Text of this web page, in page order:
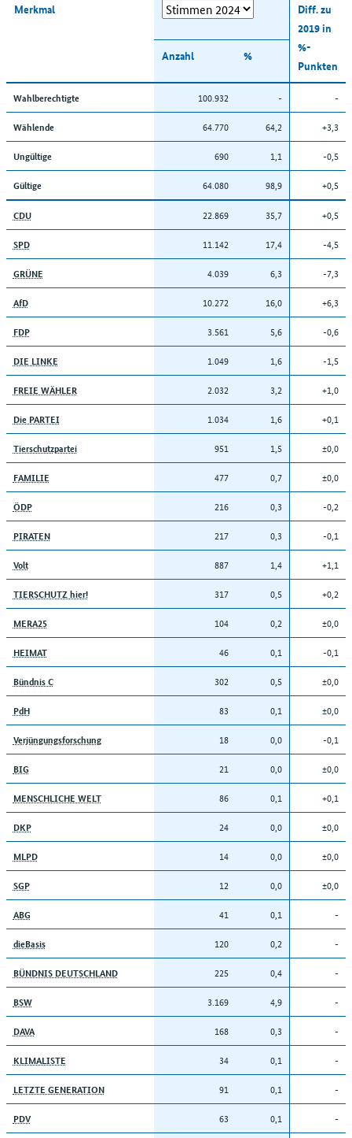
Merkmal
Diff. zu
2019 in
%-
Punkten
Anzahl %
Wahlberechtigte 100.932 - -
Wählende 64.770 64,2 +3,3
Ungültige 690 1,1 -0,5
Gültige 64.080 98,9 +0,5
CDU 22.869 35,7 +0,5
SPD 11.142 17,4 -4,5
GRÜNE 4.039 6,3 -7,3
AfD 10.272 16,0 +6,3
FDP 3.561 5,6 -0,6
DIE LINKE 1.049 1,6 -1,5
FREIE WÄHLER 2.032 3,2 +1,0
Die PARTEI 1.034 1,6 +0,1
Tierschutzpartei 951 1,5 ±0,0
FAMILIE 477 0,7 ±0,0
ÖDP 216 0,3 -0,2
PIRATEN 217 0,3 -0,1
Volt 887 1,4 +1,1
TIERSCHUTZ hier! 317 0,5 +0,2
MERA25 104 0,2 ±0,0
HEIMAT 46 0,1 -0,1
Bündnis C 302 0,5 ±0,0
PdH 83 0,1 ±0,0
Verjüngungsforschung 18 0,0 -0,1
BIG 21 0,0 ±0,0
MENSCHLICHE WELT 86 0,1 +0,1
DKP 24 0,0 ±0,0
MLPD 14 0,0 ±0,0
SGP 12 0,0 ±0,0
ABG 41 0,1 -
dieBasis 120 0,2 -
BÜNDNIS DEUTSCHLAND 225 0,4 -
BSW 3.169 4,9 -
DAVA 168 0,3 -
KLIMALISTE 34 0,1 -
LETZTE GENERATION 91 0,1 -
PDV 63 0,1 -